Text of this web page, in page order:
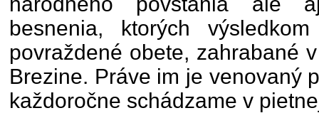
besnenia, ktorých
povraždené obete, zahrabané
Brezine. Práve im je venovaný
každoročne schádzame v